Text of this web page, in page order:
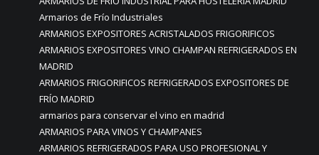
Armarios de Frío Industriales
ARMARIOS EXPOSITORES ACRISTALADOS FRIGORIFICOS
ARMARIOS EXPOSITORES VINO CHAMPAN REFRIGERADOS EN
MADRID
ARMARIOS FRIGORIFICOS REFRIGERADOS EXPOSITORES DE
FRÍO MADRID
armarios para conservar el vino en madrid
ARMARIOS PARA VINOS Y CHAMPANES
ARMARIOS REFRIGERADOS PARA USO PROFESIONAL Y